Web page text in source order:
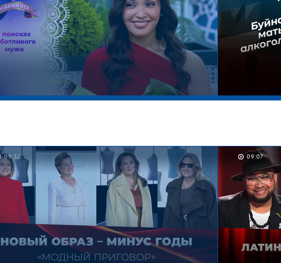
красавица. Давай поженимся! Секрет
09:32 09:07